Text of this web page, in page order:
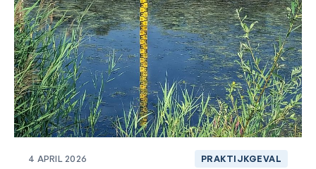
4 APRIL 2026 PRAKTIJKGEVAL